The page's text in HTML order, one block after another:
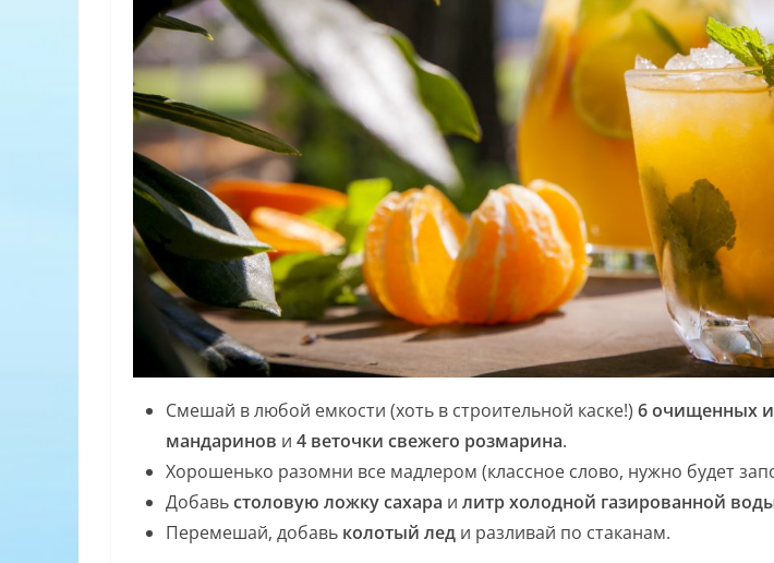
Смешай в любой емкости (хоть в строительной каске!) 6 очищенных
мандаринов и 4 веточки свежего розмарина.
Хорошенько разомни все мадлером (классное слово, нужно будет
Добавьстоловую ложку сахара и литр холодной газированной
Перемешай, добавь колотый лед и разливай по стаканам.